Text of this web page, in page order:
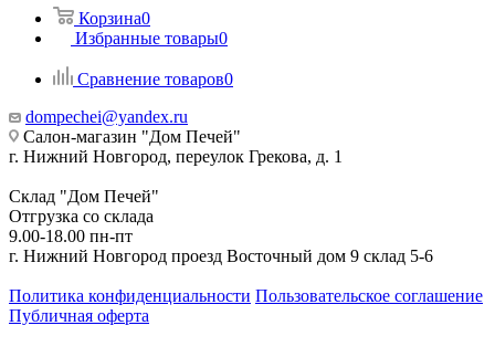
Корзина0
Избранные товары0
Сравнение товаров0
dompechei@yandex.ru
Салон-магазин "Дом Печей"
г. Нижний Новгород, переулок Грекова, д. 1
Склад "Дом Печей"
Отгрузка со склада
9.00-18.00 пн-пт
г. Нижний Новгород проезд Восточный дом 9 склад 5-6
Политика конфиденциальности Пользовательское соглашение
Публичная оферта